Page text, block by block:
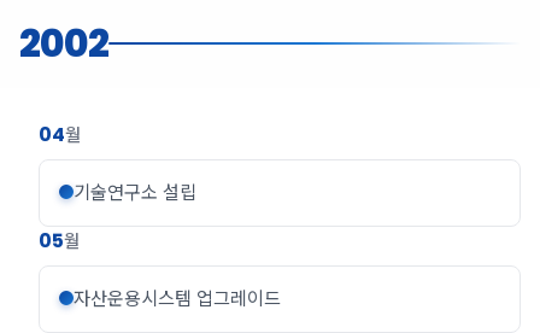
2002
04월
기술연구소 설립
05월
자산운용시스템 업그레이드